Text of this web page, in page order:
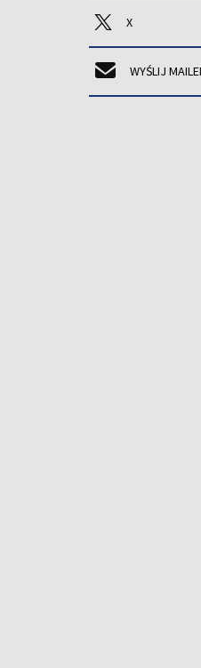
X
WYŚLIJ